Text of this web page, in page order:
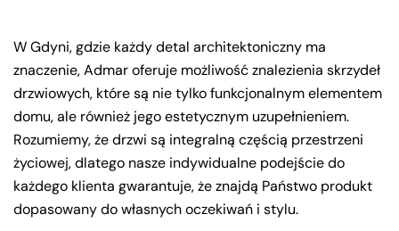
W Gdyni, gdzie każdy detal architektoniczny ma
znaczenie, Admar oferuje możliwość znalezienia skrzydeł
drzwiowych, które są nie tylko funkcjonalnym elementem
domu, ale również jego estetycznym uzupełnieniem.
Rozumiemy, że drzwi są integralną częścią przestrzeni
życiowej, dlatego nasze indywidualne podejście do
każdego klienta gwarantuje, że znajdą Państwo produkt
dopasowany do własnych oczekiwań i stylu.